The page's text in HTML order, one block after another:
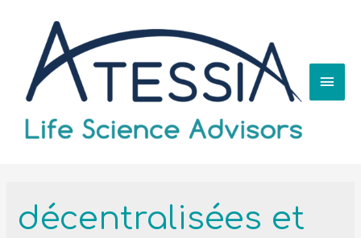
décentralisées et